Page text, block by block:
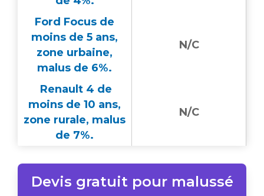
Ford Focus de
moins de 5 ans,
zone urbaine,
malus de 6%.
N/C
Renault 4 de
moins de 10 ans,
zone rurale, malus
de 7%.
N/C
Devis gratuit pour malussé